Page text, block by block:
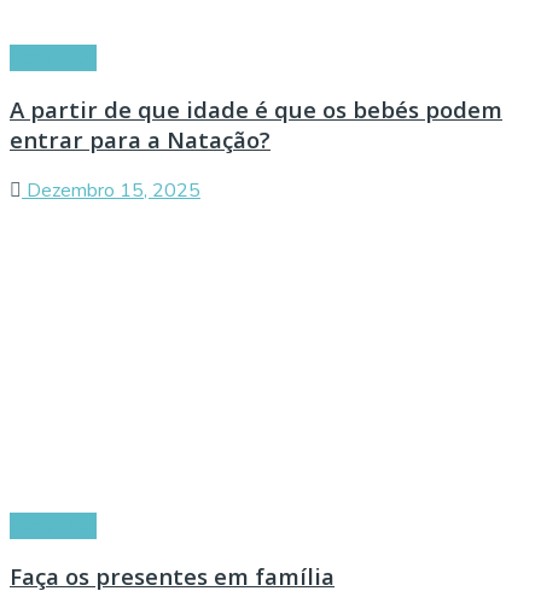
A partir de que idade é que os bebés podem
entrar para a Natação?
Dezembro 15, 2025
Faça os presentes em família